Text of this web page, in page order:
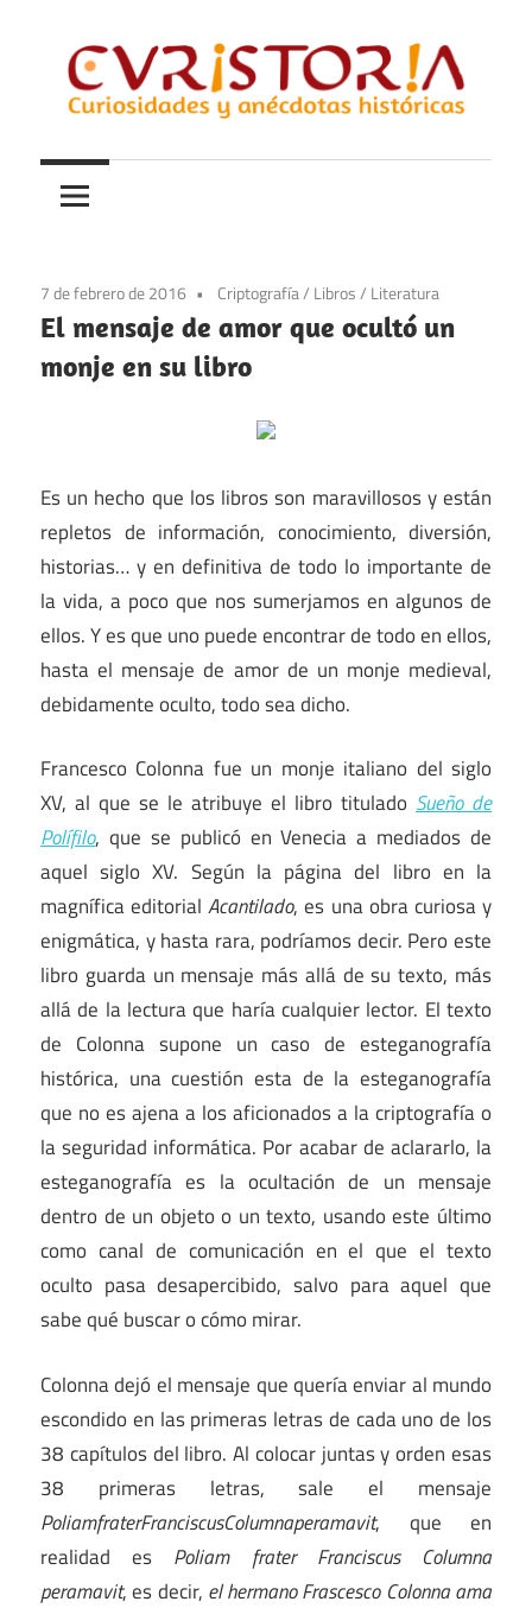
contenido
Curistoria
y
anécdotas
historia
7 de febrero de 2016 Criptografía/ Libros/ Literatura
El mensaje de amor que ocultó un
monje en su libro
Es un hecho que los libros son maravillosos y están
repletos de información, conocimiento, diversión,
historias… y en definitiva de todo lo importante de
la vida, a poco que nos sumerjamos en algunos de
ellos. Y es que uno puede encontrar de todo en ellos,
hasta el mensaje de amor de un monje medieval,
debidamente oculto, todo sea dicho.
Francesco Colonna fue un monje italiano del siglo
XV, al que se le atribuye el libro titulado Sueño de
Polífilo, que se publicó en Venecia a mediados de
aquel siglo XV. Según la página del libro en la
magnífica editorialAcantilado, es una obra curiosa y
enigmática, y hasta rara, podríamos decir. Pero este
libro guarda un mensaje más allá de su texto, más
allá de la lectura que haría cualquier lector. El texto
de Colonna supone un caso de esteganografía
histórica, una cuestión esta de la esteganografía
que no es ajena a los aficionados a la criptografía o
la seguridad informática. Por acabar de aclararlo, la
esteganografía es la ocultación de un mensaje
dentro de un objeto o un texto, usando este último
como canal de comunicación en el que el texto
oculto pasa desapercibido, salvo para aquel que
sabe qué buscar o cómo mirar.
Colonna dejó el mensaje que quería enviar al mundo
escondido en las primeras letras de cada uno de los
38 capítulos del libro. Al colocar juntas y orden esas
38 primeras letras, sale el mensaje
PoliamfraterFranciscusColumnaperamavit, que en
realidad es Poliam frater Franciscus Columna
peramavit, es decir, el hermano Frascesco Colonna ama